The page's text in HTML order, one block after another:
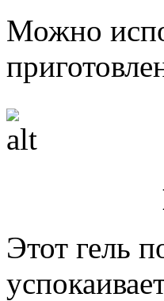
Можно
Этот гель